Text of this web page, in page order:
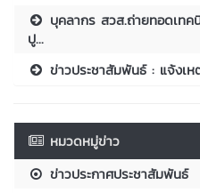
บุคลากร สวส.ถ่ายทอดเท
ปู...
ข่าวประชาสัมพันธ์ : แจ้งเ
หมวดหมู่ข่าว
ข่าวประกาศประชาสัมพันธ์